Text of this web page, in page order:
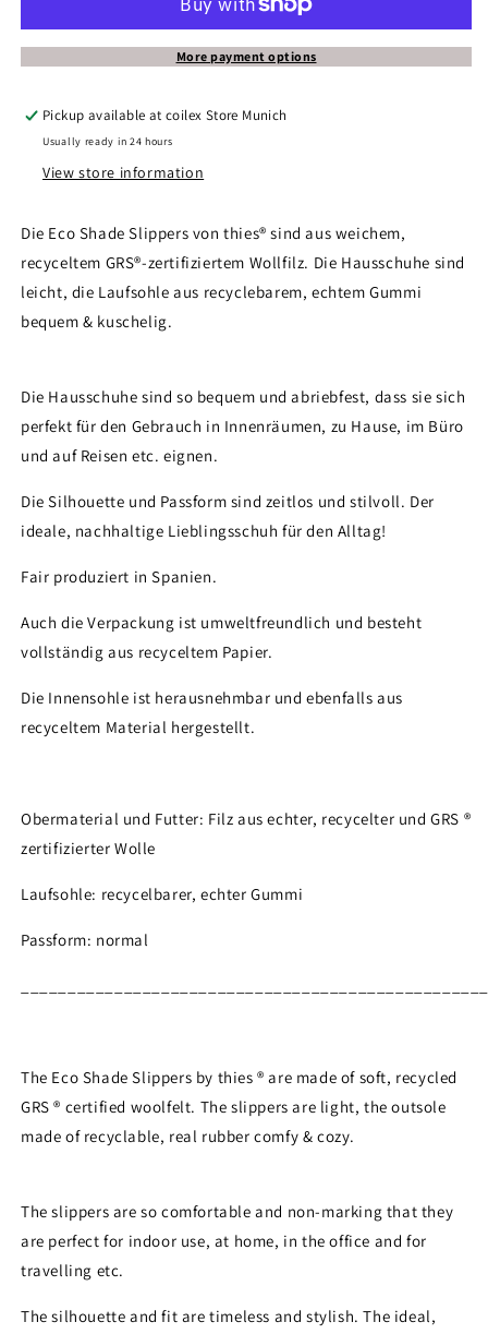
Shade
Eco
Shade
Slipper
More payment options
Pickup available atcoilex Store Munich
Usually ready in 24 hours
View store information
Die Eco Shade Slippers von thies® sind aus weichem,
recyceltem GRS®-zertifiziertem Wollfilz. Die Hausschuhe sind
leicht, die Laufsohle aus recyclebarem, echtem Gummi
bequem & kuschelig.
Die Hausschuhe sind so bequem und abriebfest, dass sie sich
perfekt für den Gebrauch in Innenräumen, zu Hause, im Büro
und auf Reisen etc. eignen.
Die Silhouette und Passform sind zeitlos und stilvoll. Der
ideale, nachhaltige Lieblingsschuh für den Alltag!
Fair produziert in Spanien.
Auch die Verpackung ist umweltfreundlich und besteht
vollständig aus recyceltem Papier.
Die Innensohle ist herausnehmbar und ebenfalls aus
recyceltem Material hergestellt.
Obermaterial und Futter: Filz aus echter, recycelter und GRS ®
zertifizierter Wolle
Laufsohle: recycelbarer, echter Gummi
Passform: normal
The Eco Shade Slippers by thies ® are made of soft, recycled
GRS ® certified woolfelt. The slippers are light, the outsole
made of recyclable, real rubber comfy & cozy.
The slippers are so comfortable and non-marking that they
are perfect for indoor use, at home, in the office and for
travelling etc.
The silhouette and fit are timeless and stylish. The ideal,
Log in to your account to add products to your wishlist
and view your previously saved items.